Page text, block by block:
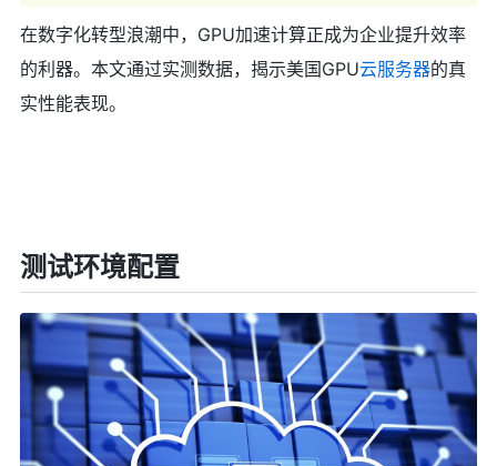
在数字化转型浪潮中，GPU加速计算正成为企业提升效率
的利器。本文通过实测数据，揭示美国GPU云服务器的真
实性能表现。
测试环境配置